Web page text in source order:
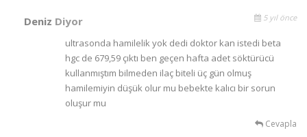
Deniz Diyor 5 yıl önce
ultrasonda hamilelik yok dedi doktor kan istedi beta
hgc de 679,59 çıktı ben geçen hafta adet söktürücü
kullanmıştım bilmeden ilaç biteli üç gün olmuş
hamilemiyin düşük olur mu bebekte kalıcı bir sorun
oluşur mu
Cevapla